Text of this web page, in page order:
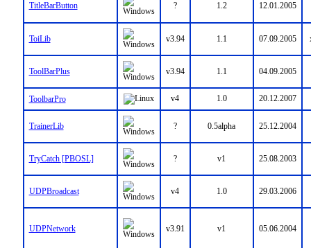
TitleBarButton ? 1.2 12.01.2005
ToiLib v3.94 1.1 07.09.2005
ToolBarPlus v3.94 1.1 04.09.2005
ToolbarPro v4 1.0 20.12.2007
TrainerLib ? 0.5alpha 25.12.2004
TryCatch [PBOSL] ? v1 25.08.2003
UDPBroadcast v4 1.0 29.03.2006
UDPNetwork v3.91 v1 05.06.2004